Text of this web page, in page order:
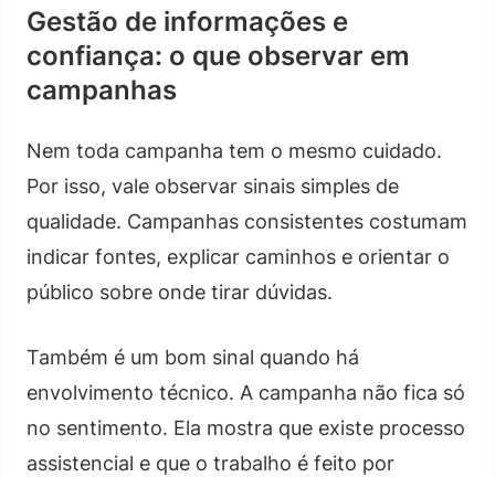
Gestão de informações e
confiança: o que observar em
campanhas
Nem toda campanha tem o mesmo cuidado.
Por isso, vale observar sinais simples de
qualidade. Campanhas consistentes costumam
indicar fontes, explicar caminhos e orientar o
público sobre onde tirar dúvidas.
Também é um bom sinal quando há
envolvimento técnico. A campanha não fica só
no sentimento. Ela mostra que existe processo
assistencial e que o trabalho é feito por